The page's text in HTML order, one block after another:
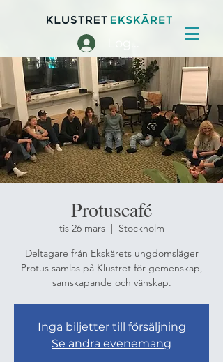
Protuscafé
tis 26 mars
  |
Stockholm
Deltagare från Ekskärets ungdomsläger
Protus samlas på Klustret för gemenskap,
samskapande och vänskap.
Inga biljetter till försäljning
Se andra evenemang